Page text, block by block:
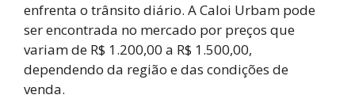
enfrenta o trânsito diário. A Caloi Urbam pode
ser encontrada no mercado por preços que
variam de R$ 1.200,00 a R$ 1.500,00,
dependendo da região e das condições de
venda.